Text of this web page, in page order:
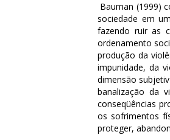
Bauman (1999)
sociedade em
fazendo ruir as
ordenamento
produção da
impunidade, da
dimensão
banalização da
conseqüências
os sofrimentos
proteger,